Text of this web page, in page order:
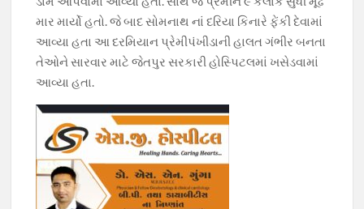
માર માર્યો હતો. જે બાદ સોમનાથ નાં દરિયા કિનારે ફેંકી દેવામાં
આવ્યા હતા આ દરમિયાન પ્રેમીપંખીડાની હાલત ગંભીર બનતા
તેઓને સારવાર માટે જેતપુર સરકારી હોસ્પિટલમાં ખસેડવામાં
આવ્યા હતા.